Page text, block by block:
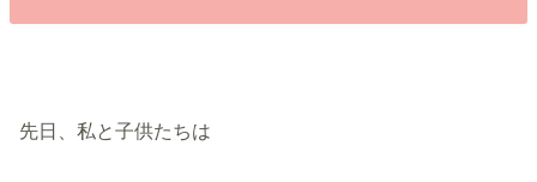
先日、私と子供たちは